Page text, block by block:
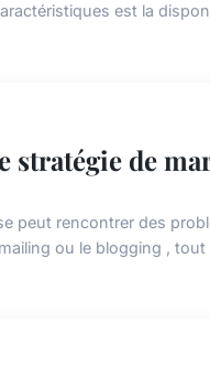
est la
stratégie de
peut rencontrer des
ou le blogging , tout